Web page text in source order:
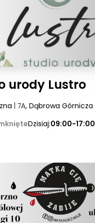
urody Lustro
| 7A, Dąbrowa Górnicza
Dzisiaj:09:00-17:00